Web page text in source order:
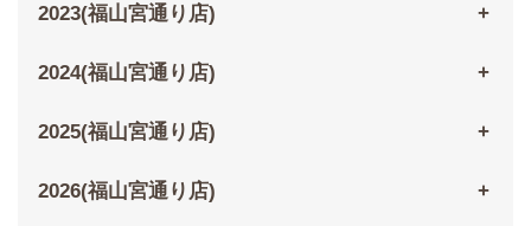
2023(福山宮通り店)
2024(福山宮通り店)
2025(福山宮通り店)
2026(福山宮通り店)